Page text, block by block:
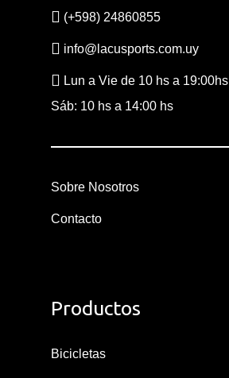
(+598) 24860855
info@lacusports.com.uy
Lun a Vie de 10 hs a 19:00hs
Sáb: 10 hs a 14:00 hs
Sobre Nosotros
Contacto
Productos
Bicicletas